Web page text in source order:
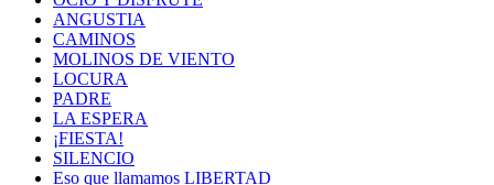
ANGUSTIA
CAMINOS
MOLINOS DE VIENTO
LOCURA
PADRE
LA ESPERA
¡FIESTA!
SILENCIO
Eso que llamamos LIBERTAD